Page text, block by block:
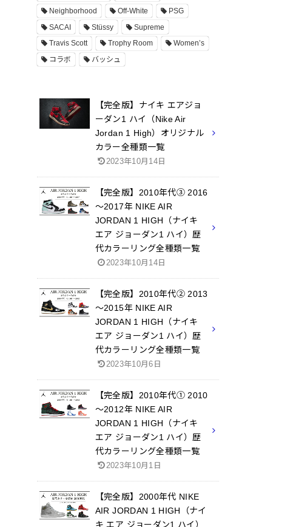
Neighborhood
Off-White
PSG
SACAI
Stüssy
Supreme
Travis Scott
Trophy Room
Women’s
コラボ
バッシュ
【完全版】ナイキ エアジョ
ーダン1 ハイ（Nike Air
Jordan 1 High）オリジナル
カラー全種類一覧
2023年10月14日
【完全版】2010年代③ 2016
～2017年 NIKE AIR
JORDAN 1 HIGH（ナイキ
エア ジョーダン1 ハイ）歴
代カラーリング全種類一覧
2023年10月14日
【完全版】2010年代② 2013
～2015年 NIKE AIR
JORDAN 1 HIGH（ナイキ
エア ジョーダン1 ハイ）歴
代カラーリング全種類一覧
2023年10月6日
【完全版】2010年代① 2010
～2012年 NIKE AIR
JORDAN 1 HIGH（ナイキ
エア ジョーダン1 ハイ）歴
代カラーリング全種類一覧
2023年10月1日
【完全版】2000年代 NIKE
AIR JORDAN 1 HIGH（ナイ
キ エア ジョーダン1 ハイ）